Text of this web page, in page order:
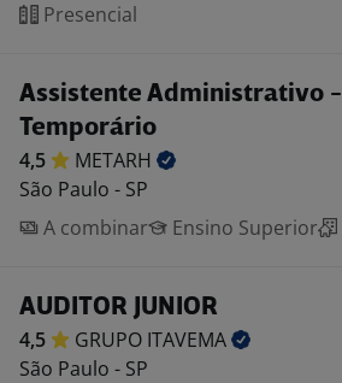
Presencial
Assistente Administrativo -
Temporário
4,5
METARH
São Paulo - SP
A combinar
Ensino Superior
AUDITOR JUNIOR
4,5 GRUPO ITAVEMA
São Paulo - SP